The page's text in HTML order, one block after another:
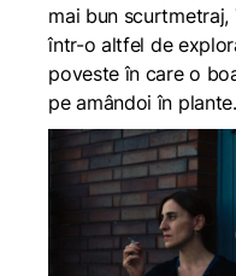
mai bun scurtmetraj,
într-o altfel de
poveste în care o
pe amândoi în plante.